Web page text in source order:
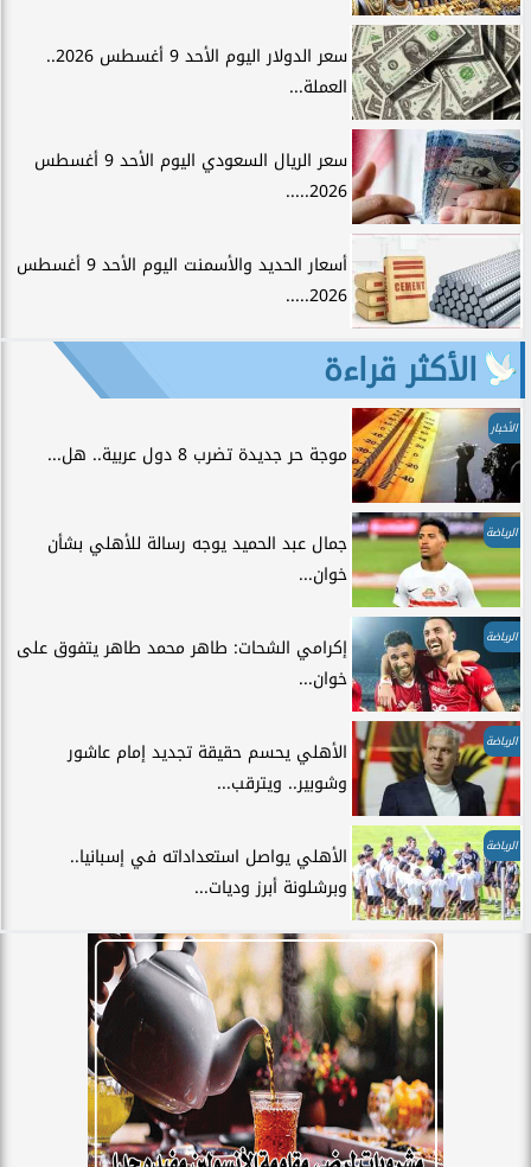
سعر الدولار اليوم الأحد 9 أغسطس 2026..
العملة...
سعر الريال السعودي اليوم الأحد 9 أغسطس
2026.....
أسعار الحديد والأسمنت اليوم الأحد 9 أغسطس
2026.....
الأكثر قراءة
الأخبار
موجة حر جديدة تضرب 8 دول عربية.. هل...
الرياضة
جمال عبد الحميد يوجه رسالة للأهلي بشأن
خوان...
الرياضة
إكرامي الشحات: طاهر محمد طاهر يتفوق على
خوان...
الرياضة
الأهلي يحسم حقيقة تجديد إمام عاشور
وشوبير.. ويترقب...
الرياضة
الأهلي يواصل استعداداته في إسبانيا..
وبرشلونة أبرز وديات...